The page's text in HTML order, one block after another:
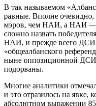
В так называемом
равные. Вполне
мэров, чем НАИ, а НАИ —
сложно назвать
НАИ, и прежде всего ДСИ
«общеалбанского
ныне оппозиционной ДСИ
подорваны.
Многие аналитики
и это отразилось на явке,
абсолютном выражении